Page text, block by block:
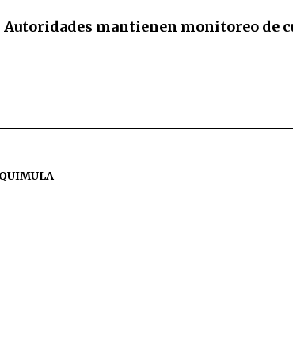
Autoridades mantienen monitoreo de